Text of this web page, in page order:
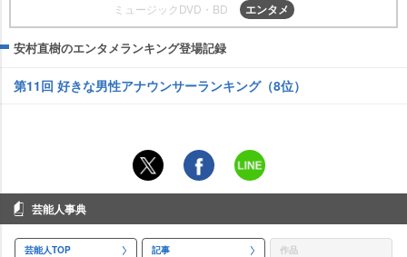
ミュージックDVD・BD
エンタメ
安村直樹のエンタメランキング登場記録
第11回 好きな男性アナウンサーランキング（8位）
芸能人事典
芸能人TOP 記事 作品